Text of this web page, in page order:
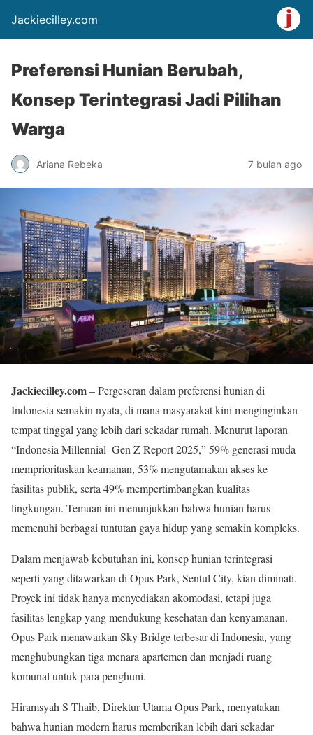
Jackiecilley.com
Preferensi Hunian Berubah,
Konsep Terintegrasi Jadi Pilihan
Warga
Ariana Rebeka 7 bulan ago
Jackiecilley.com– Pergeseran dalam preferensi hunian di
Indonesia semakin nyata, di mana masyarakat kini menginginkan
tempat tinggal yang lebih dari sekadar rumah. Menurut laporan
“Indonesia Millennial–Gen Z Report 2025,” 59% generasi muda
memprioritaskan keamanan, 53% mengutamakan akses ke
fasilitas publik, serta 49% mempertimbangkan kualitas
lingkungan. Temuan ini menunjukkan bahwa hunian harus
memenuhi berbagai tuntutan gaya hidup yang semakin kompleks.
Dalam menjawab kebutuhan ini, konsep hunian terintegrasi
seperti yang ditawarkan di Opus Park, Sentul City, kian diminati.
Proyek ini tidak hanya menyediakan akomodasi, tetapi juga
fasilitas lengkap yang mendukung kesehatan dan kenyamanan.
Opus Park menawarkan Sky Bridge terbesar di Indonesia, yang
menghubungkan tiga menara apartemen dan menjadi ruang
komunal untuk para penghuni.
Hiramsyah S Thaib, Direktur Utama Opus Park, menyatakan
bahwa hunian modern harus memberikan lebih dari sekadar